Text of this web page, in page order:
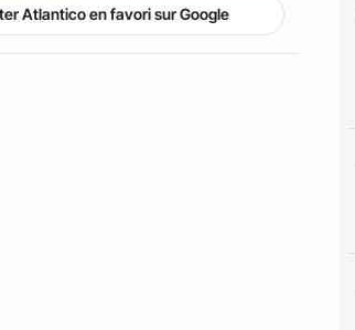
Atlantico en favori sur Google